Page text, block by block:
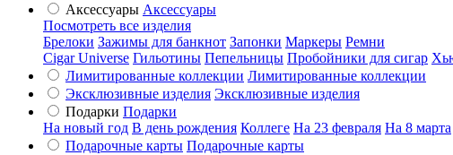
Аксессуары Аксессуары
Посмотреть все изделия
Брелоки Зажимы для банкнот Запонки Маркеры Ремни
Cigar Universe Гильотины Пепельницы Пробойники для сигар
Лимитированные коллекции Лимитированные коллекции
Эксклюзивные изделия Эксклюзивные изделия
Подарки Подарки
На новый год В день рождения Коллеге На 23 февраля На 8 марта
Подарочные карты Подарочные карты